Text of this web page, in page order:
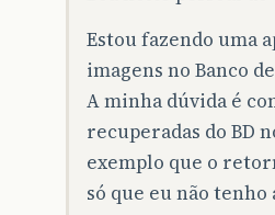
Estou fazendo uma
imagens no Banco
A minha dúvida é
recuperadas do BD
exemplo que o
só que eu não